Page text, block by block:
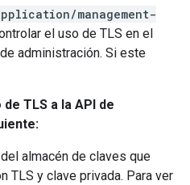
management-
el uso de TLS en el
administración. Si este
TLS a la API de
almacén de claves que
TLS y clave privada. Para ver